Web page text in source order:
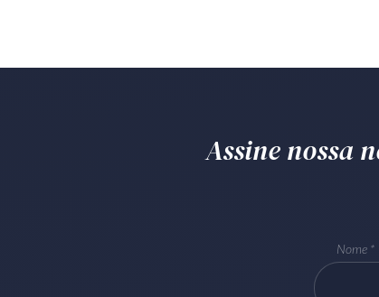
Assine nossa
Nome